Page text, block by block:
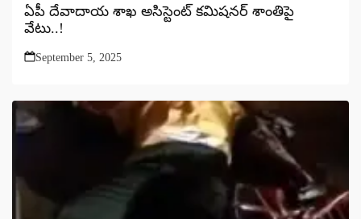
ఏపీ దేవాదాయ శాఖ అసిస్టెంట్ కమిషనర్ శాంతిపై
వేటు..!
September 5, 2025